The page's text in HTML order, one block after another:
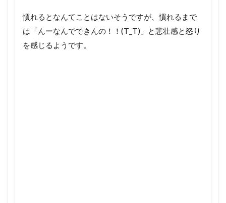
慣れるとなんてことはないそうですが、慣れるまで
は「んーなんでできんの！！(T_T)」と悲壮感と怒り
を感じるようです。